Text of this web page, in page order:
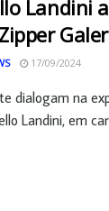
Landini
17/09/2024
dialogam na
Landini, em